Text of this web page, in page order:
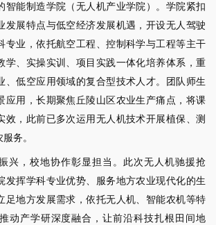
智能制造学院（无人机产业学院）。学院紧扣
发展特点与低空经济发展机遇，开设无人驾驶
专业，依托航空工程、控制科学与工程等主干
学、实操实训、项目实践一体化培养体系，重
、低空应用领域的复合型技术人才。团队师生
应用，长期聚焦丘陵山区农业生产痛点，将课
效，此前已多次运用无人机技术开展植保、测
务。
兴，校地协作彰显担当。此次无人机驰援抢
发挥学科专业优势、服务地方农业现代化的生
足地方发展需求，依托无人机、智能农机等特
动产学研深度融合，让前沿科技扎根田间地